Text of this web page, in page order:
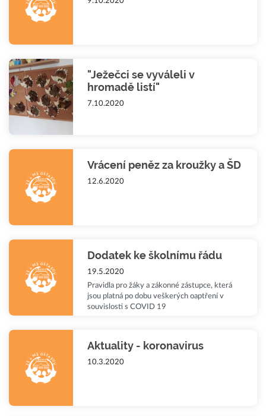
"Ježečci se vyváleli v
hromadě listí"
7.10.2020
Vrácení peněz za kroužky a ŠD
12.6.2020
Dodatek ke školnímu řádu
19.5.2020
Pravidla pro žáky a zákonné zástupce, která
jsou platná po dobu veškerých oaptření v
souvislosti s COVID 19
Aktuality - koronavirus
10.3.2020